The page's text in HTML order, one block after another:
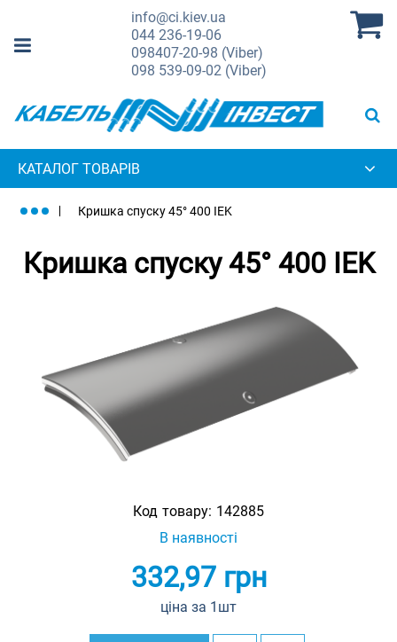
info@ci.kiev.ua
044236-19-06
098407-20-98 (Viber)
098 539-09-02 (Viber)
КАТАЛОГ ТОВАРІВ
Кришка спуску 45° 400 IEK
Кришка спуску 45° 400 IEK
Код товару: 142885
В наявності
332,97грн
ціна за 1шт